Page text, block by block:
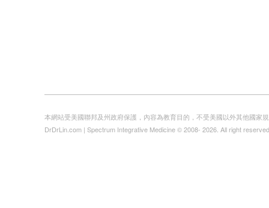
本網站受美國聯邦及州政府保護，內容為教育目的，不受美國以外其他國家
DrDrLin.com | Spectrum Integrative Medicine © 2008- 2026. All right